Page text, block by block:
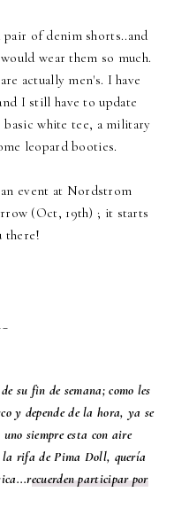
of denim shorts..and
wear them so much.
actually men's. I have
I still have to update
white tee, a military
leopard booties.
event at Nordstrom
(Oct, 19th) ; it starts
there!
su fin de semana; como les
y depende de la hora, ya se
siempre esta con aire
la rifa de Pima Doll, quería
ecuerden participar por